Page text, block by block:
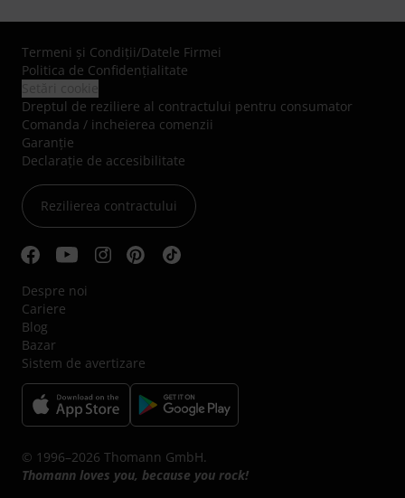
Termeni şi Condiţii/Datele Firmei
Politica de Confidenţialitate
Dreptul de reziliere al contractului pentru consumator
Comanda / incheierea comenzii
Garanție
Declarație de accesibilitate
Rezilierea contractului
Despre noi
Cariere
Blog
Bazar
Sistem de avertizare
© 1996–2026 Thomann GmbH.
Thomann loves you, because you rock!